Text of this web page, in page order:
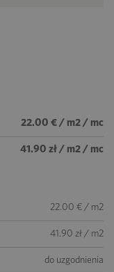
22.00 € / m2 / mc
41.90 zł / m2 / mc
22.00 € / m2
41.90 zł / m2
do uzgodnienia